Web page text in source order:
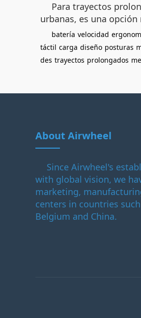
Para trayectos
urbanas, es una
batería velocidad
táctil carga diseño posturas
des trayectos prolongados
About Airwheel
Since Airwheel's
with global vision, we
marketing,
centers in countries
Belgium and China.